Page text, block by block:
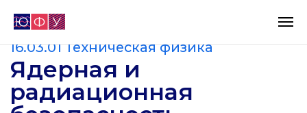
Ядерная и
радиационная
безопасность
16.03.01 Техническая физика
Программа готовит специалистов в области ядерной и
радиационной безопасности. Вы получите сильную
базовое высшее